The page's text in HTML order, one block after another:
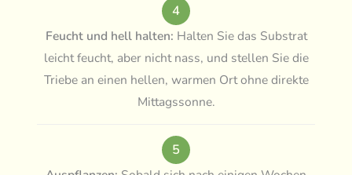
4
Feucht und hell halten: Halten Sie das Substrat
leicht feucht, aber nicht nass, und stellen Sie die
Triebe an einen hellen, warmen Ort ohne direkte
Mittagssonne.
5